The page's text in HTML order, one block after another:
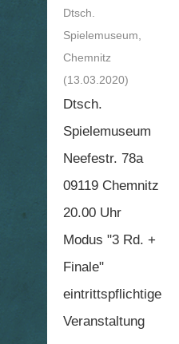
Dtsch.
Spielemuseum,
Chemnitz
(13.03.2020)
Dtsch.
Spielemuseum
Neefestr. 78a
09119 Chemnitz
20.00 Uhr
Modus "3 Rd. +
Finale"
eintrittspflichtige
Veranstaltung